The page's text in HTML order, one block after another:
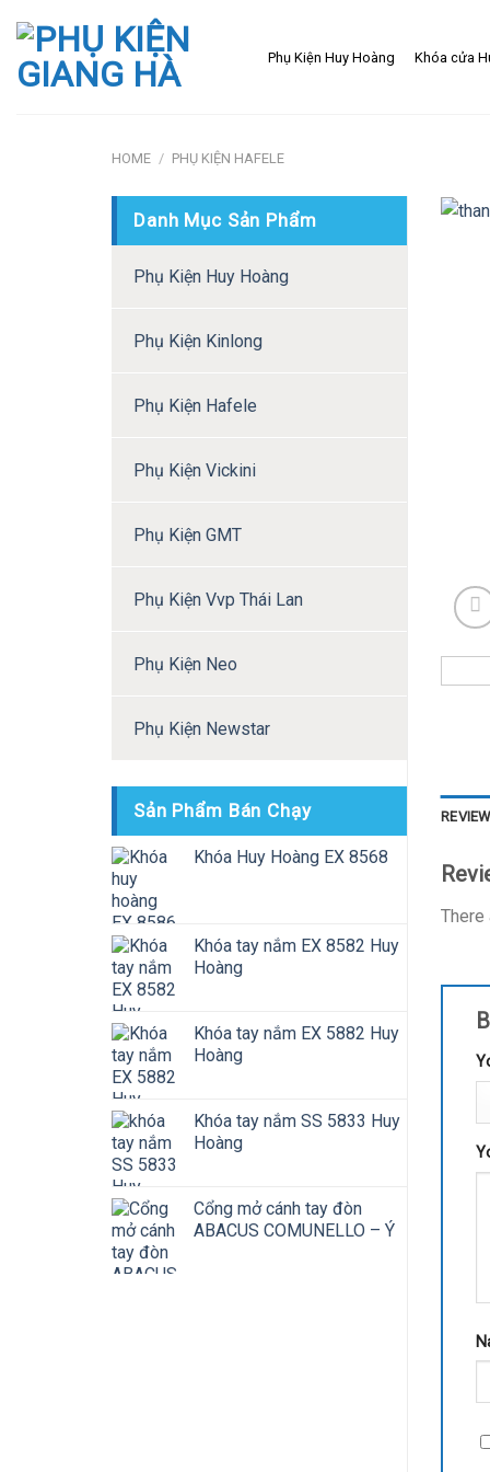
content
Phụ Kiện Huy Hoàng Khóa cửa
HOME / PHỤ KIỆN HAFELE
Danh Mục Sản Phẩm
Phụ Kiện Huy Hoàng
Phụ Kiện Kinlong
Phụ Kiện Hafele
Phụ Kiện Vickini
Phụ Kiện GMT
Phụ Kiện Vvp Thái Lan
Phụ Kiện Neo
Phụ Kiện Newstar
Sản Phẩm Bán Chạy
Khóa Huy Hoàng EX 8568
Khóa tay nắm EX 8582 Huy
Hoàng
Khóa tay nắm EX 5882 Huy
Hoàng
Khóa tay nắm SS 5833 Huy
Hoàng
Cổng mở cánh tay đòn
ABACUS COMUNELLO – Ý
There